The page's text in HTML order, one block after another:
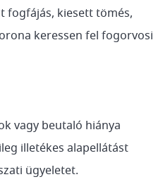
fogfájás, kiesett tömés,
keressen fel fogorvosi
vagy beutaló hiánya
illetékes alapellátást
ügyeletet.